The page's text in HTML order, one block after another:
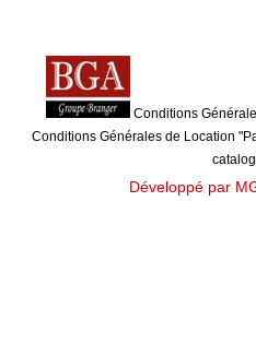
Conditions
Conditions Générales de Location
Développé par